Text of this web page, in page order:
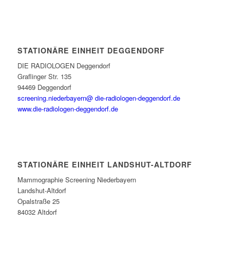
STATIONÄRE EINHEIT DEGGENDORF
DIE RADIOLOGEN Deggendorf
Graflinger Str. 135
94469 Deggendorf
screening.niederbayern@ die-radiologen-deggendorf.de
www.die-radiologen-deggendorf.de
STATIONÄRE EINHEIT LANDSHUT-ALTDORF
Mammographie Screening Niederbayern
Landshut-Altdorf
Opalstraße 25
84032 Altdorf